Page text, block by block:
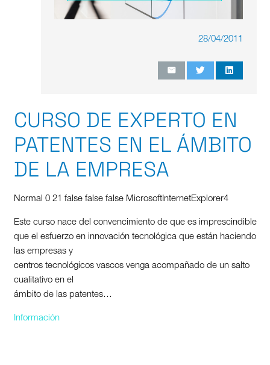
28/04/2011
CURSO DE EXPERTO EN
PATENTES EN EL ÁMBITO
DE LA EMPRESA
Normal 0 21 false false false MicrosoftInternetExplorer4
Este curso nace del convencimiento de que es imprescindible
que el esfuerzo en innovación tecnológica que están haciendo
las empresas y
centros tecnológicos vascos venga acompañado de un salto
cualitativo en el
ámbito de las patentes…
Información